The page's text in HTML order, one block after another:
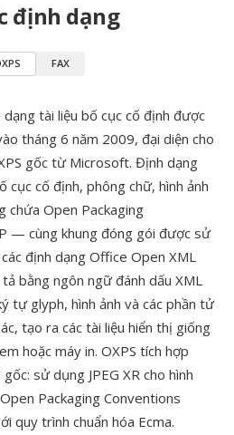
định dạng
FAX
dạng tài liệu bố cục cố định được
tháng 6 năm 2009, đại diện cho
gốc từ Microsoft. Định dạng
cục cố định, phông chữ, hình ảnh
chứa Open Packaging
— cùng khung đóng gói được sử
định dạng Office Open XML
bằng ngôn ngữ đánh dấu XML
tự glyph, hình ảnh và các phần tử
tạo ra các tài liệu hiển thị giống
hoặc máy in. OXPS tích hợp
sử dụng JPEG XR cho hình
Packaging Conventions
quy trình chuẩn hóa Ecma.